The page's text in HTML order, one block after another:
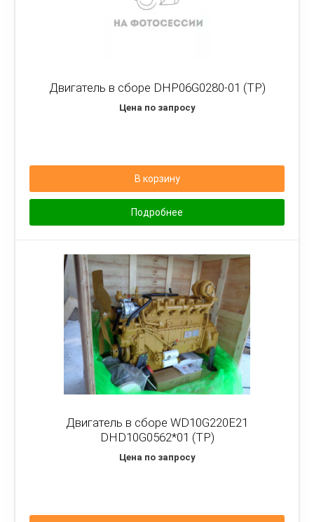
Двигатель в сборе DHP06G0280-01 (TP)
Цена по запросу
В корзину
Подробнее
Двигатель в сборе WD10G220E21
DHD10G0562*01 (TP)
Цена по запросу